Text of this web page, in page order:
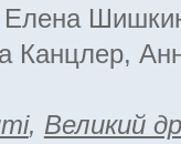
Елена
Канцлер,
, Великий